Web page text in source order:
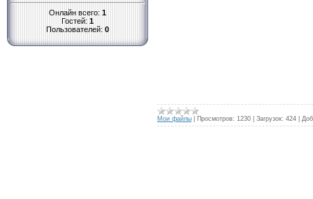
Онлайн всего: 1
Гостей: 1
Пользователей: 0
Мои файлы Просмотров: 1230 Загрузок: 424